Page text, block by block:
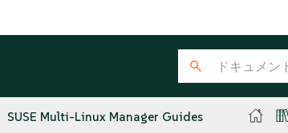
SUSE Multi-Linux Manager Guides